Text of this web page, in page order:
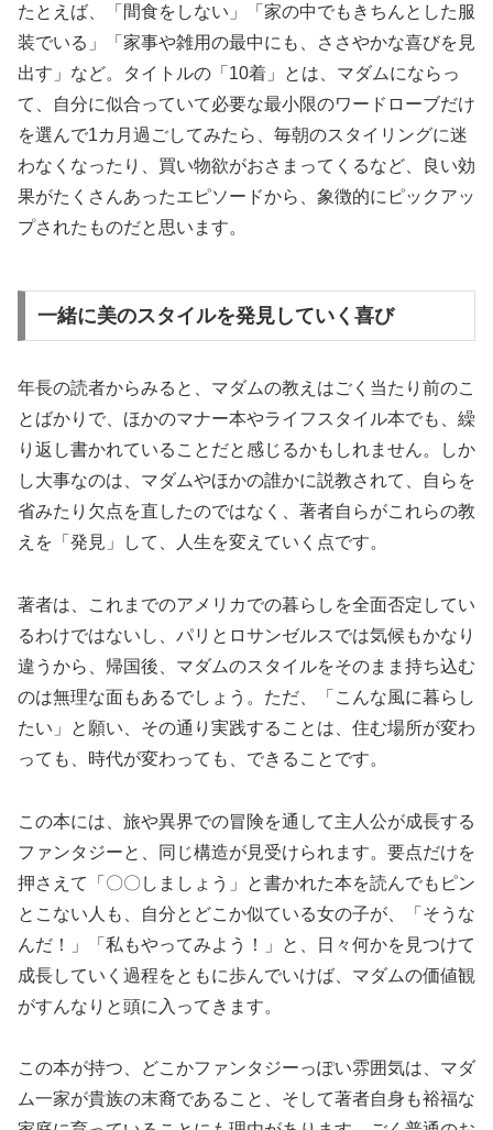
たとえば、「間食をしない」「家の中でもきちんとした服
装でいる」「家事や雑用の最中にも、ささやかな喜びを見
出す」など。タイトルの「10着」とは、マダムにならっ
て、自分に似合っていて必要な最小限のワードローブだけ
を選んで1カ月過ごしてみたら、毎朝のスタイリングに迷
わなくなったり、買い物欲がおさまってくるなど、良い効
果がたくさんあったエピソードから、象徴的にピックアッ
プされたものだと思います。
一緒に美のスタイルを発見していく喜び
年長の読者からみると、マダムの教えはごく当たり前のこ
とばかりで、ほかのマナー本やライフスタイル本でも、繰
り返し書かれていることだと感じるかもしれません。しか
し大事なのは、マダムやほかの誰かに説教されて、自らを
省みたり欠点を直したのではなく、著者自らがこれらの教
えを「発見」して、人生を変えていく点です。
著者は、これまでのアメリカでの暮らしを全面否定してい
るわけではないし、パリとロサンゼルスでは気候もかなり
違うから、帰国後、マダムのスタイルをそのまま持ち込む
のは無理な面もあるでしょう。ただ、「こんな風に暮らし
たい」と願い、その通り実践することは、住む場所が変わ
っても、時代が変わっても、できることです。
この本には、旅や異界での冒険を通して主人公が成長する
ファンタジーと、同じ構造が見受けられます。要点だけを
押さえて「〇〇しましょう」と書かれた本を読んでもピン
とこない人も、自分とどこか似ている女の子が、「そうな
んだ！」「私もやってみよう！」と、日々何かを見つけて
成長していく過程をともに歩んでいけば、マダムの価値観
がすんなりと頭に入ってきます。
この本が持つ、どこかファンタジーっぽい雰囲気は、マダ
ム一家が貴族の末裔であること、そして著者自身も裕福な